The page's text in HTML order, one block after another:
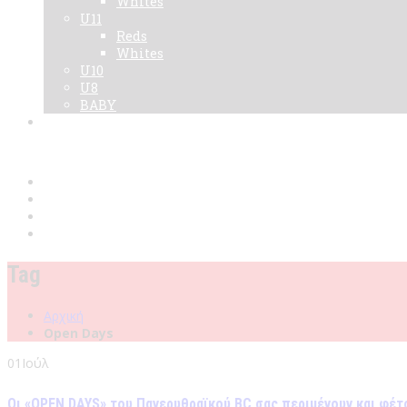
U11
Reds
Whites
U10
U8
BABY
Tag
Αρχική
Open Days
01 Ιούλ